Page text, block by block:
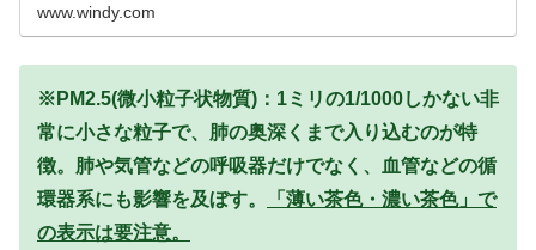
www.windy.com
※PM2.5(微小粒子状物質)：1ミリの1/1000しかない非
常に小さな粒子で、肺の奥深くまで入り込むのが特
徴。肺や気管などの呼吸器だけでなく、血管などの循
環器系にも影響を及ぼす。
「薄い茶色・濃い茶色」で
の表示は要注意。